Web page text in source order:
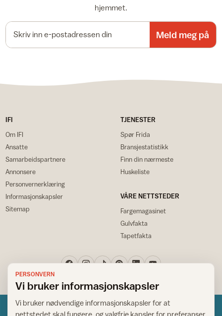
hjemmet.
Meld meg på
IFI
Om IFI
Ansatte
Samarbeidspartnere
Annonsere
Personvernerklæring
Informasjonskapsler
Sitemap
TJENESTER
Spør Frida
Bransjestatistikk
Finn din nærmeste
Huskeliste
VÅRE NETTSTEDER
Fargemagasinet
Gulvfakta
Tapetfakta
PERSONVERN
Vi bruker informasjonskapsler
Vi bruker nødvendige informasjonskapsler for at
nettstedet skal fungere, og valgfrie kapsler for preferanser